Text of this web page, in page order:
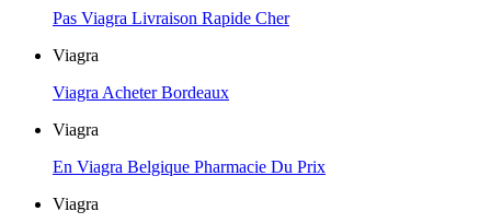
Pas Viagra Livraison Rapide Cher
Viagra
Viagra Acheter Bordeaux
Viagra
En Viagra Belgique Pharmacie Du Prix
Viagra